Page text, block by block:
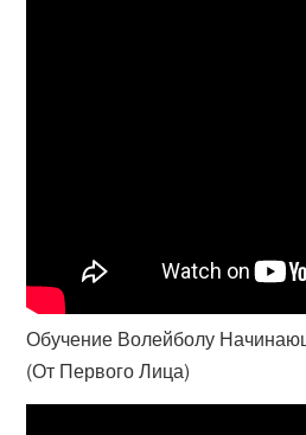
Обучение Волейболу
(От Первого Лица)